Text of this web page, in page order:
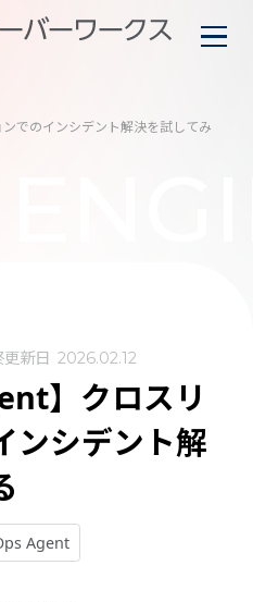
でのインシデント解決を試してみ
更新日 2026.02.12
】クロスリ
ンシデント解
Agent